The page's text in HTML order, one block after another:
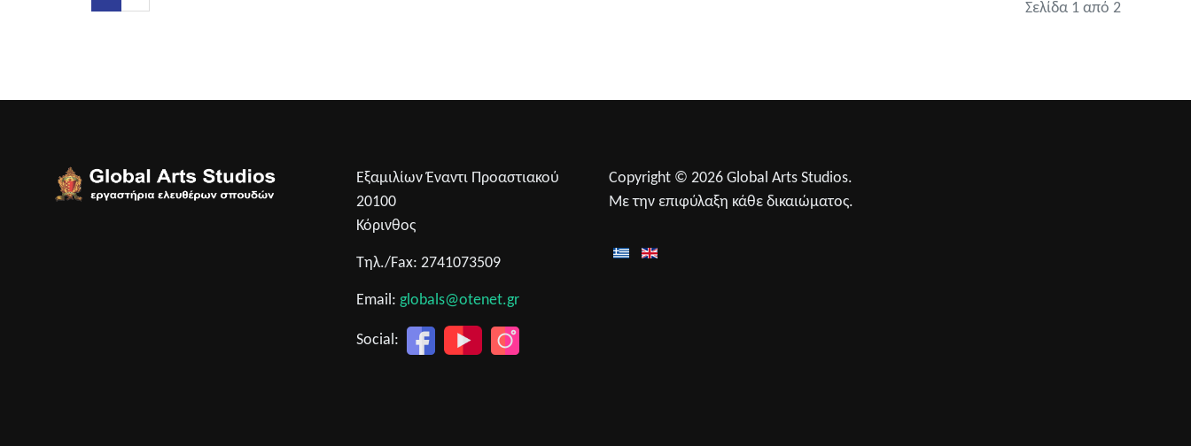
Σελίδα 1 από 2
Εξαμιλίων Έναντι Προαστιακού
20100
Κόρινθος
Τηλ./Fax: 2741073509
Email: globals@otenet.gr
Social:
Copyright © 2026 Global Arts Studios.
Με την επιφύλαξη κάθε δικαιώματος.